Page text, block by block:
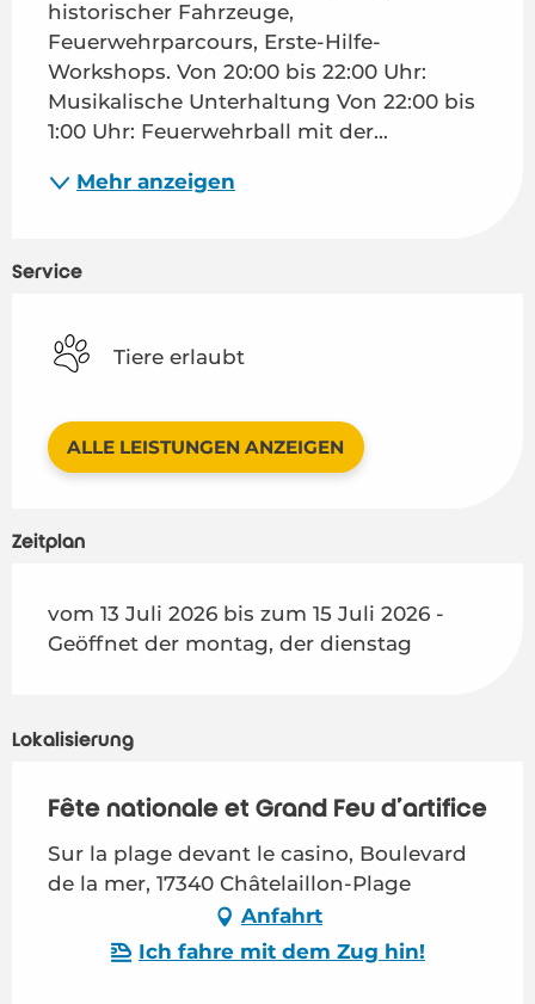
historischer Fahrzeuge,
Feuerwehrparcours, Erste-Hilfe-
Workshops. Von 20:00 bis 22:00 Uhr:
Musikalische Unterhaltung Von 22:00 bis
1:00 Uhr: Feuerwehrball mit der...
Mehr anzeigen
Service
Tiere erlaubt
ALLE LEISTUNGEN ANZEIGEN
Zeitplan
vom 13 Juli 2026 bis zum 15 Juli 2026 -
Geöffnet der montag, der dienstag
Lokalisierung
Fête nationale et Grand Feu d'artifice
Sur la plage devant le casino, Boulevard
de la mer, 17340 Châtelaillon-Plage
Anfahrt
Ich fahre mit dem Zug hin!